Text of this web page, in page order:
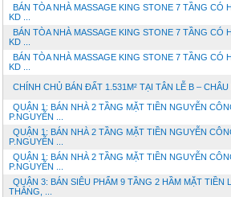
BÁN TÒA NHÀ MASSAGE KING STONE 7 TẦNG CÓ
KD ...
BÁN TÒA NHÀ MASSAGE KING STONE 7 TẦNG CÓ
KD ...
BÁN TÒA NHÀ MASSAGE KING STONE 7 TẦNG CÓ
KD ...
CHÍNH CHỦ BÁN ĐẤT 1.531M² TẠI TÂN LỄ B – CHÂU
QUẬN 1: BÁN NHÀ 2 TẦNG MẶT TIỀN NGUYỄN
P.NGUYỄN ...
QUẬN 1: BÁN NHÀ 2 TẦNG MẶT TIỀN NGUYỄN
P.NGUYỄN ...
QUẬN 1: BÁN NHÀ 2 TẦNG MẶT TIỀN NGUYỄN
P.NGUYỄN ...
QUẬN 3: BÁN SIÊU PHẨM 9 TẦNG 2 HẦM MẶT TIỀN
THẮNG, ...